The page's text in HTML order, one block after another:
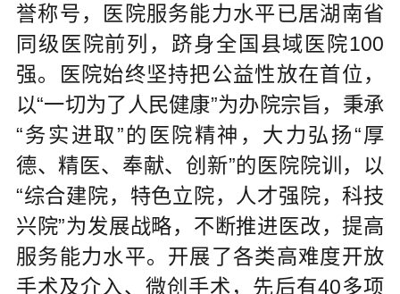
誉称号，医院服务能力水平已居湖南省
同级医院前列，跻身全国县域医院100
强。医院始终坚持把公益性放在首位，
以“一切为了人民健康”为办院宗旨，秉承
“务实进取”的医院精神，大力弘扬“厚
德、精医、奉献、创新”的医院院训，以
“综合建院，特色立院，人才强院，科技
兴院”为发展战略，不断推进医改，提高
服务能力水平。开展了各类高难度开放
手术及介入、微创手术，先后有40多项